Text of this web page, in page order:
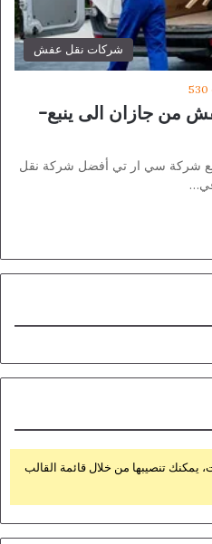
شركات نقل عفش
530
عفش من جازان الى ينبع-
شركة سي ار تي أفضل شركة نقل
في…
يمكنك تنصيبها من خلال قائمة القالب